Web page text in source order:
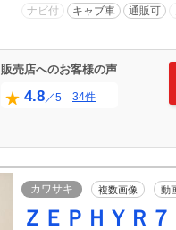
ナビ付 キャブ車 通販可
販売店へのお客様の声
4.8／5 34件
カワサキ 複数画像 動
ＺＥＰＨＹＲ